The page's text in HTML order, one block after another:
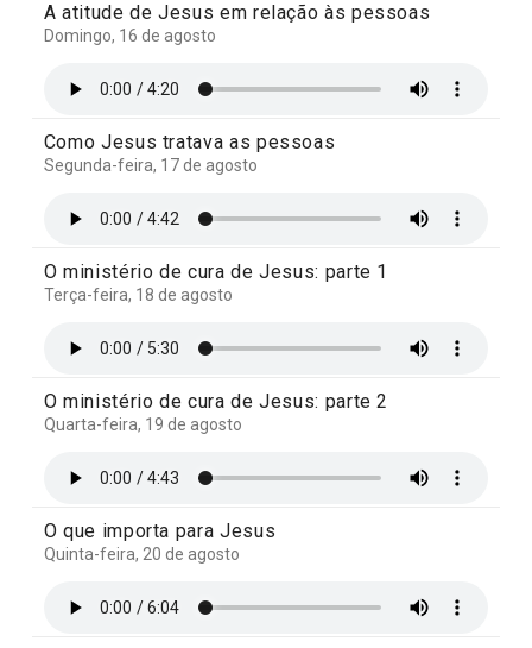
A atitude de Jesus em relação às pessoas
Domingo, 16 de agosto
Como Jesus tratava as pessoas
Segunda-feira, 17 de agosto
O ministério de cura de Jesus: parte 1
Terça-feira, 18 de agosto
O ministério de cura de Jesus: parte 2
Quarta-feira, 19 de agosto
O que importa para Jesus
Quinta-feira, 20 de agosto